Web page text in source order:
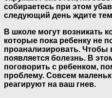
собираетесь при этом
следующий день ждите
В школе могут возникать
которые пока ребенку не
проанализировать. Чтобы
появляется болезнь. В
поговорить с ребенком,
проблему. Совсем
реагируют на ваш гнев.